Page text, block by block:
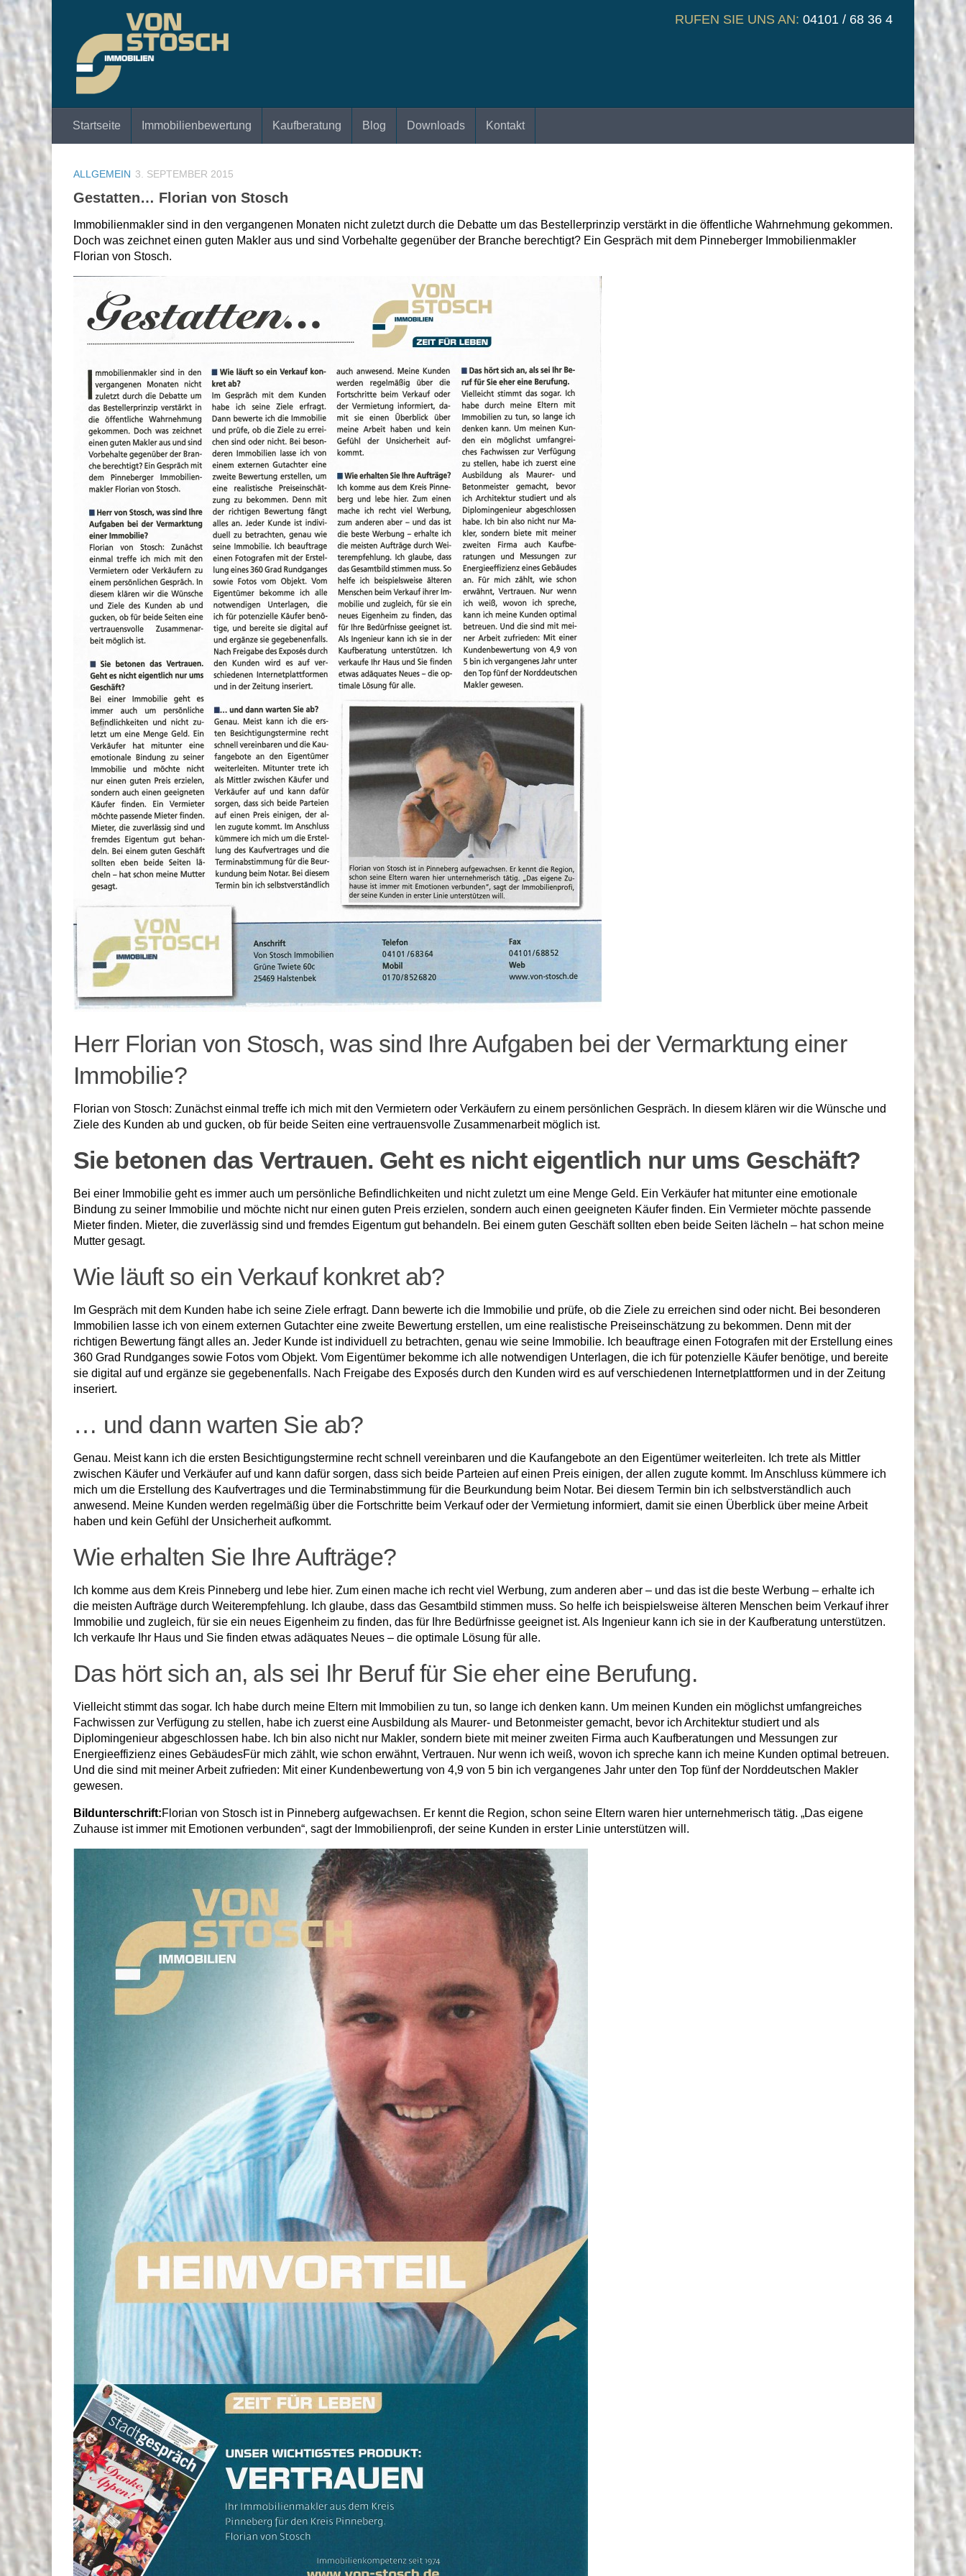
Zum Inhalt springen RUFEN SIE UNS AN: 04101 / 68 36 4
Startseite Immobilienbewertung Kaufberatung Blog Downloads Kontakt
ALLGEMEIN 3. SEPTEMBER 2015
Gestatten… Florian von Stosch
Immobilienmakler sind in den vergangenen Monaten nicht zuletzt durch die Debatte um das Bestellerprinzip verstärkt in die öffentliche Wahrnehmung gekommen.
Doch was zeichnet einen guten Makler aus und sind Vorbehalte gegenüber der Bran­che berechtigt? Ein Gespräch mit dem Pinneberger Immobilien­makler
Florian von Stosch.
Herr Florian von Stosch, was sind Ihre Aufgaben bei der Vermarktung einer
Immobilie?
Florian von Stosch: Zunächst einmal treffe ich mich mit den Vermietern oder Verkäufern zu einem persönlichen Gespräch. In diesem klären wir die Wünsche und
Ziele des Kunden ab und gucken, ob für beide Seiten eine vertrauensvolle Zusammenar­beit möglich ist.
Sie betonen das Vertrauen. Geht es nicht eigentlich nur ums Geschäft?
Bei einer Immobilie geht es immer auch um persönliche Befindlichkeiten und nicht zu­letzt um eine Menge Geld. Ein Verkäufer hat mitunter eine emotionale
Bindung zu seiner Immobilie und möchte nicht nur einen guten Preis erzielen, sondern auch einen geeigneten Käufer finden. Ein Vermieter möchte passende
Mieter finden. Mieter, die zuverlässig sind und fremdes Eigentum gut behan­deln. Bei einem guten Geschäft sollten eben beide Seiten lä­cheln – hat schon meine
Mutter gesagt.
Wie läuft so ein Verkauf kon­kret ab?
Im Gespräch mit dem Kunden habe ich seine Ziele erfragt. Dann bewerte ich die Immobilie und prüfe, ob die Ziele zu errei­chen sind oder nicht. Bei beson­deren
Immobilien lasse ich von einem externen Gutachter eine zweite Bewertung erstellen, um eine realistische Preiseinschät­zung zu bekommen. Denn mit der
richtigen Bewertung fängt alles an. Jeder Kunde ist indivi­duell zu betrachten, genau wie seine Immobilie. Ich beauftrage einen Fotografen mit der Erstel­lung eines
360 Grad Rundganges sowie Fotos vom Objekt. Vom Eigentümer bekomme ich alle notwendigen Unterlagen, die ich für potenzielle Käufer benö­tige, und bereite
sie digital auf und ergänze sie gegebenenfalls. Nach Freigabe des Exposés durch den Kunden wird es auf ver­schiedenen Internetplattformen und in der Zeitung
inseriert.
… und dann warten Sie ab?
Genau. Meist kann ich die ers­ten Besichtigungstermine recht schnell vereinbaren und die Kau­fangebote an den Eigentümer weiterleiten. Ich trete als Mittler
zwischen Käufer und Verkäufer auf und kann dafür sorgen, dass sich beide Parteien auf einen Preis einigen, der al­len zugute kommt. Im Anschluss kümmere ich
mich um die Erstel­lung des Kaufvertrages und die Terminabstimmung für die Beur­kundung beim Notar. Bei diesem Termin bin ich selbstverständlich auch
anwesend. Meine Kunden werden regelmäßig über die Fortschritte beim Verkauf oder der Vermietung informiert, damit sie einen Überblick über meine Arbeit
haben und kein Gefühl der Unsicherheit aufkommt.
Wie erhalten Sie Ihre Aufträge?
Ich komme aus dem Kreis Pinneberg und lebe hier. Zum einen mache ich recht viel Werbung, zum anderen aber – und das ist die beste Werbung – erhalte ich
die meisten Aufträge durch Weiterempfehlung. Ich glaube, dass das Gesamtbild stimmen muss. So helfe ich beispielsweise älteren Menschen beim Verkauf ihrer
Immobilie und zugleich, für sie ein neues Eigenheim zu finden, das für Ihre Bedürfnisse geeignet ist. Als Ingenieur kann ich sie in der Kaufberatung unterstützen.
Ich verkaufe Ihr Haus und Sie finden etwas adäquates Neues – die optimale Lösung für alle.
Das hört sich an, als sei Ihr Beruf für Sie eher eine Berufung.
Vielleicht stimmt das sogar. Ich habe durch meine Eltern mit Immobilien zu tun, so lange ich denken kann. Um meinen Kunden ein möglichst umfangreiches
Fachwissen zur Verfügung zu stellen, habe ich zuerst eine Ausbildung als Maurer- und Betonmeister gemacht, bevor ich Architektur studiert und als
Diplomingenieur abgeschlossen habe. Ich bin also nicht nur Makler, sondern biete mit meiner zweiten Firma auch Kaufberatungen und Messungen zur
Energieeffizienz eines GebäudesFür mich zählt, wie schon erwähnt, Vertrauen. Nur wenn ich weiß, wovon ich spreche kann ich meine Kunden optimal betreuen.
Und die sind mit meiner Arbeit zufrieden: Mit einer Kundenbewertung von 4,9 von 5 bin ich vergangenes Jahr unter den Top fünf der Norddeutschen Makler
gewesen.
Bildunterschrift:Florian von Stosch ist in Pinneberg aufgewachsen. Er kennt die Region, schon seine Eltern waren hier unternehmerisch tätig. „Das eigene
Zuhause ist immer mit Emotionen verbunden“, sagt der Immobilienprofi, der seine Kunden in erster Linie unterstützen will.